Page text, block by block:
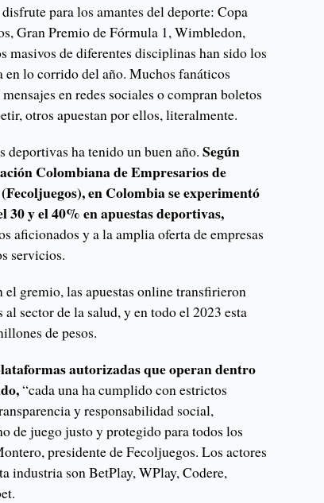
para los amantes del deporte: Copa
Gran Premio de Fórmula 1, Wimbledon,
masivos de diferentes disciplinas han sido los
en lo corrido del año. Muchos fanáticos
en redes sociales o compran boletos
otros apuestan por ellos, literalmente.
deportivas ha tenido un buen año.Según
Colombiana de Empresarios de
en Colombia se experimentó
30 y el 40% en apuestas deportivas,
aficionados y a la amplia oferta de empresas
servicios.
el gremio, las apuestas online transfirieron
sector de la salud, y en todo el 2023 esta
de pesos.
autorizadas que operan dentro
“cada una ha cumplido con estrictos
y responsabilidad social,
de juego justo y protegido para todos los
presidente de Fecoljuegos. Los actores
industria son BetPlay, WPlay, Codere,